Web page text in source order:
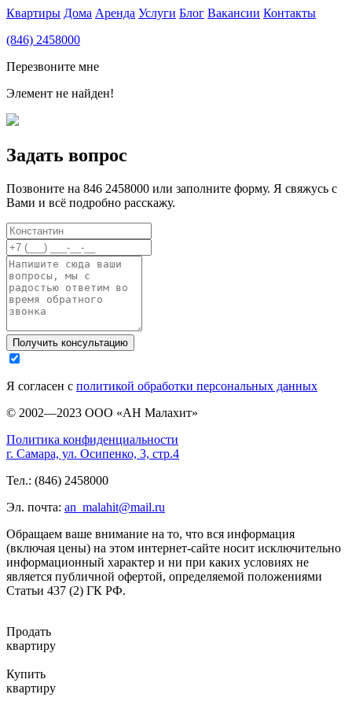
Квартиры Дома Аренда Услуги Блог Вакансии Контакты
(846) 2458000
Перезвоните мне
Элемент не найден!
Задать вопрос
Позвоните на 846 2458000 или заполните форму. Я свяжусь с
Вами и всё подробно расскажу.
Я согласен с политикой обработки персональных данных
© 2002—2023 ООО «АН Малахит»
Политика конфиденциальности
г. Самара, ул. Осипенко, 3, стр.4
Тел.: (846) 2458000
Эл. почта: an_malahit@mail.ru
Обращаем ваше внимание на то, что вся информация
(включая цены) на этом интернет-сайте носит исключительно
информационный характер и ни при каких условиях не
является публичной офертой, определяемой положениями
Статьи 437 (2) ГК РФ.
Продать
квартиру
Купить
квартиру